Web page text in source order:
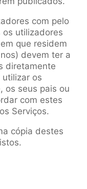
com pelo
os utilizadores
que residem
devem ter a
diretamente
utilizar os
os seus pais ou
com estes
Serviços.
cópia destes